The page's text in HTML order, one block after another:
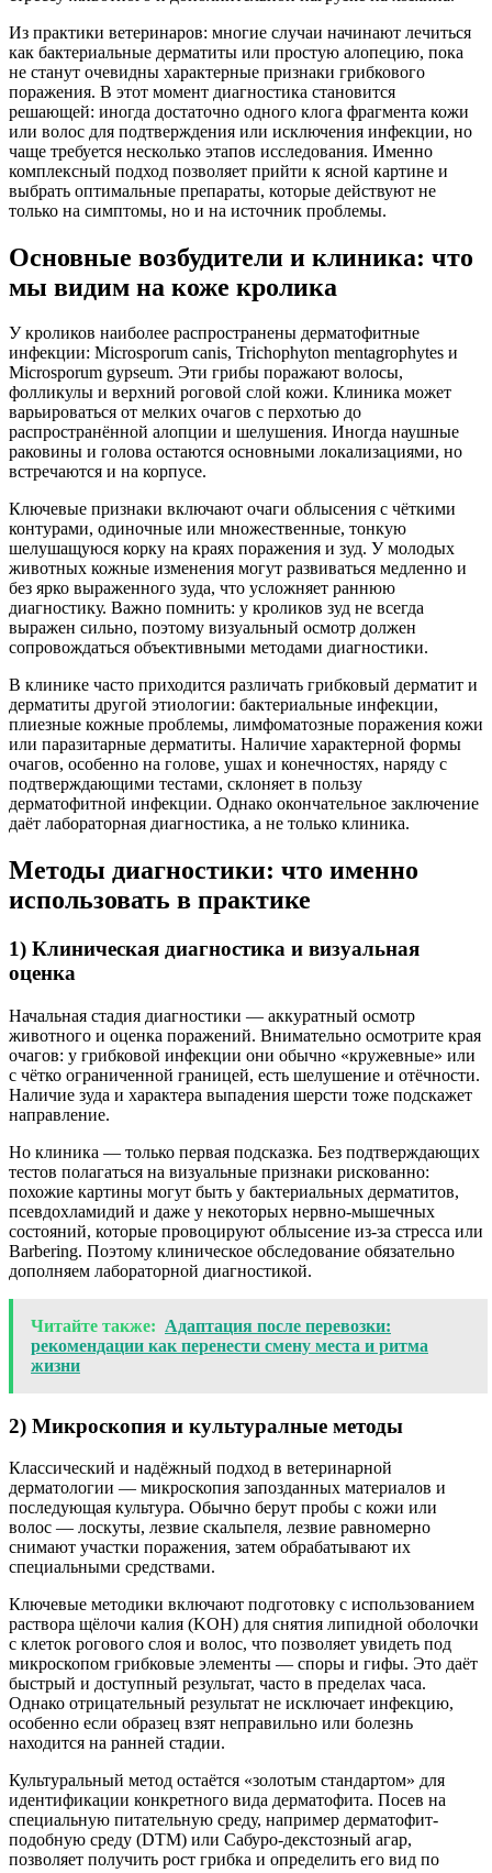
Из практики ветеринаров: многие случаи начинают лечиться
как бактериальные дерматиты или простую алопецию, пока
не станут очевидны характерные признаки грибкового
поражения. В этот момент диагностика становится
решающей: иногда достаточно одного клога фрагмента кожи
или волос для подтверждения или исключения инфекции, но
чаще требуется несколько этапов исследования. Именно
комплексный подход позволяет прийти к ясной картине и
выбрать оптимальные препараты, которые действуют не
только на симптомы, но и на источник проблемы.
Основные возбудители и клиника: что
мы видим на коже кролика
У кроликов наиболее распространены дерматофитные
инфекции: Microsporum canis, Trichophyton mentagrophytes и
Microsporum gypseum. Эти грибы поражают волосы,
фолликулы и верхний роговой слой кожи. Клиника может
варьироваться от мелких очагов с перхотью до
распространённой алопции и шелушения. Иногда наушные
раковины и голова остаются основными локализациями, но
встречаются и на корпусе.
Ключевые признаки включают очаги облысения с чёткими
контурами, одиночные или множественные, тонкую
шелушащуюся корку на краях поражения и зуд. У молодых
животных кожные изменения могут развиваться медленно и
без ярко выраженного зуда, что усложняет раннюю
диагностику. Важно помнить: у кроликов зуд не всегда
выражен сильно, поэтому визуальный осмотр должен
сопровождаться объективными методами диагностики.
В клинике часто приходится различать грибковый дерматит и
дерматиты другой этиологии: бактериальные инфекции,
плиезные кожные проблемы, лимфоматозные поражения кожи
или паразитарные дерматиты. Наличие характерной формы
очагов, особенно на голове, ушах и конечностях, наряду с
подтверждающими тестами, склоняет в пользу
дерматофитной инфекции. Однако окончательное заключение
даёт лабораторная диагностика, а не только клиника.
Методы диагностики: что именно
использовать в практике
1) Клиническая диагностика и визуальная
оценка
Начальная стадия диагностики — аккуратный осмотр
животного и оценка поражений. Внимательно осмотрите края
очагов: у грибковой инфекции они обычно «кружевные» или
с чётко ограниченной границей, есть шелушение и отёчности.
Наличие зуда и характера выпадения шерсти тоже подскажет
направление.
Но клиника — только первая подсказка. Без подтверждающих
тестов полагаться на визуальные признаки рискованно:
похожие картины могут быть у бактериальных дерматитов,
псевдохламидий и даже у некоторых нервно-мышечных
состояний, которые провоцируют облысение из-за стресса или
Barbering. Поэтому клиническое обследование обязательно
дополняем лабораторной диагностикой.
Читайте также: Адаптация после перевозки:
рекомендации как перенести смену места и ритма
жизни
2) Микроскопия и культуралные методы
Классический и надёжный подход в ветеринарной
дерматологии — микроскопия запозданных материалов и
последующая культура. Обычно берут пробы с кожи или
волос — лоскуты, лезвие скальпеля, лезвие равномерно
снимают участки поражения, затем обрабатывают их
специальными средствами.
Ключевые методики включают подготовку с использованием
раствора щёлочи калия (KOH) для снятия липидной оболочки
с клеток рогового слоя и волос, что позволяет увидеть под
микроскопом грибковые элементы — споры и гифы. Это даёт
быстрый и доступный результат, часто в пределах часа.
Однако отрицательный результат не исключает инфекцию,
особенно если образец взят неправильно или болезнь
находится на ранней стадии.
Культуральный метод остаётся «золотым стандартом» для
идентификации конкретного вида дерматофита. Посев на
специальную питательную среду, например дерматофит-
подобную среду (DTM) или Сабуро-декстозный агар,
позволяет получить рост грибка и определить его вид по